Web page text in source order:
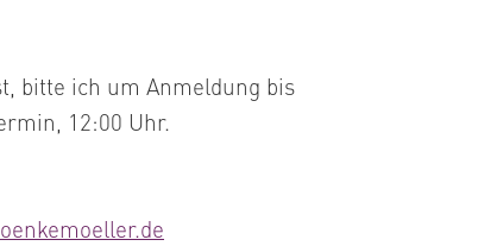
bitte ich um Anmeldung bis
12:00 Uhr.